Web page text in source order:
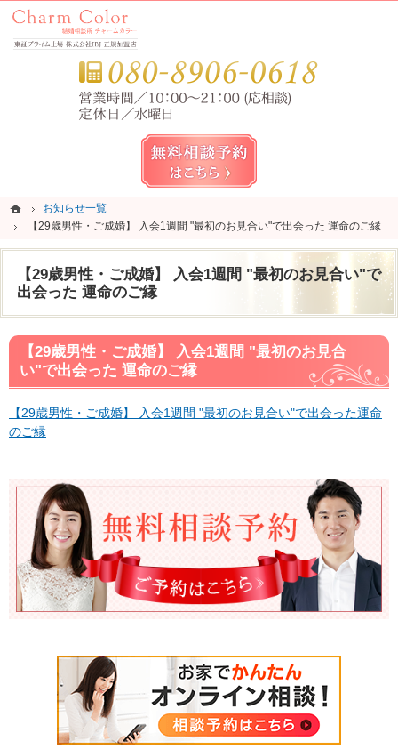
ホーム
お知らせ一覧
【29歳男性・ご成婚】 入会1週間 "最初のお見合い"で出会った 運命のご縁
【29歳男性・ご成婚】 入会1週間 "最初のお見合い"で
出会った 運命のご縁
錦糸町・亀戸・平井の結婚相談所なら当相談所へ。
錦糸町・亀戸・平井の結婚相談所なら短期成婚を目指すCharm Color (チャームカラー)
【29歳男性・ご成婚】 入会1週間 "最初のお見合
い"で出会った 運命のご縁
【29歳男性・ご成婚】 入会1週間 "最初のお見合い"で出会った運命
のご縁
ホーム
お知らせ一覧
【29歳男性・ご成婚】 入会1週間 "最初のお見合い"で出会った 運命のご縁